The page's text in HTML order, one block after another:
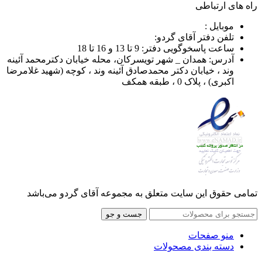
راه های ارتباطی
موبایل :
تلفن دفتر آقای گردو:
ساعت پاسخوگویی دفتر: 9 تا 13 و 16 تا 18
آدرس: همدان _ شهر تویسرکان، محله خیابان دکترمحمد آئینه
وند ، خیابان دکتر محمدصادق آئینه وند ، کوچه (شهید غلامرضا
اکبری) ، پلاک 0 ، طبقه همکف
تمامی حقوق این سایت متعلق به مجموعه آقای گردو می‌باشد
جست و جو
منو صفحات
دسته بندی مصحولات